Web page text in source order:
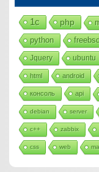
1с php
python
Jquery ubuntu
html android
консоль api
debian server
c++ zabbix
css web